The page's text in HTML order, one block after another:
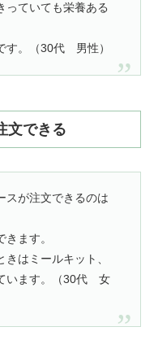
っていても栄養ある
す。（30代 男性）
文できる
スが注文できるのは
ます。
はミールキット、
います。（30代 女